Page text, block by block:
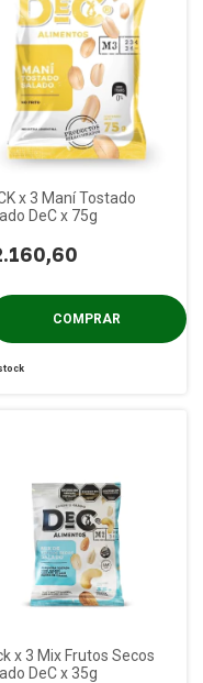
x 3 Maní Tostado
DeC x 75g
x 3 Mix Frutos Secos
DeC x 35g